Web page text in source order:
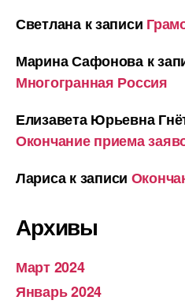
Светланак записи
Марина Сафоновак
Многогранная Россия
Елизавета Юрьевна
Окончание приема
Ларисак записи
Архивы
Март 2024
Январь 2024